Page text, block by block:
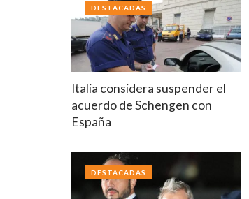
Italia considera suspender el
acuerdo de Schengen con
España
DESTACADAS
DESTACADAS